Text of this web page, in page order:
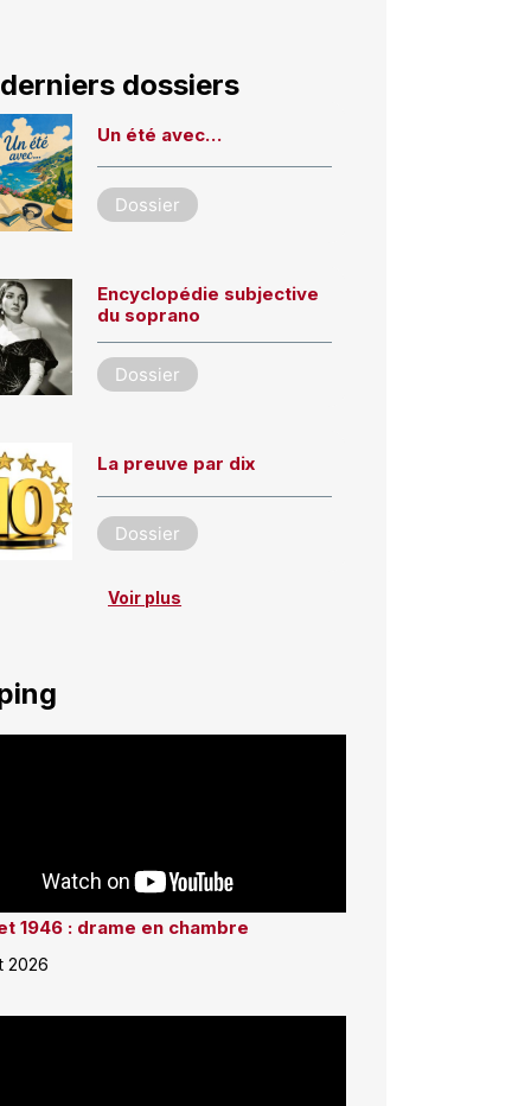
dossiers
Un été avec…
Dossier
Encyclopédie subjective
du soprano
Dossier
La preuve par dix
Dossier
Voir plus
1946 : drame en chambre
2026